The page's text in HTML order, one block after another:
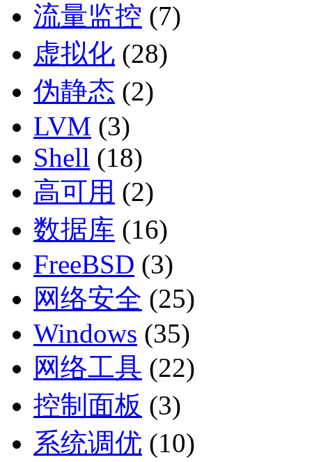
流量监控 (7)
虚拟化 (28)
伪静态 (2)
LVM (3)
Shell (18)
高可用 (2)
数据库 (16)
FreeBSD (3)
网络安全 (25)
Windows (35)
网络工具 (22)
控制面板 (3)
系统调优 (10)